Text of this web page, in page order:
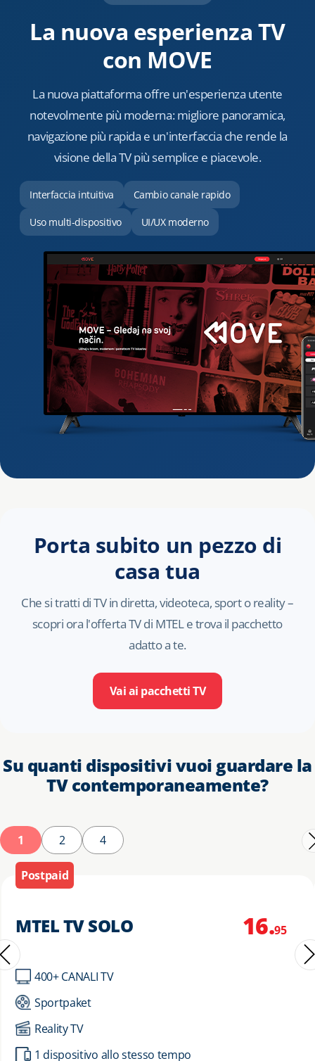
La nuova esperienza TV
con MOVE
La nuova piattaforma offre un'esperienza utente
notevolmente più moderna: migliore panoramica,
navigazione più rapida e un'interfaccia che rende la
visione della TV più semplice e piacevole.
Interfaccia intuitiva Cambio canale rapido
Uso multi-dispositivo UI/UX moderno
Porta subito un pezzo di
casa tua
Che si tratti di TV in diretta, videoteca, sport o reality –
scopri ora l'offerta TV di MTEL e trova il pacchetto
adatto a te.
Vai ai pacchetti TV
Su quanti dispositivi vuoi guardare la
TV contemporaneamente?
1 2 4
Postpaid
MTEL TV SOLO 16.95
400+ CANALI TV
Sportpaket
Reality TV
1 dispositivo allo stesso tempo